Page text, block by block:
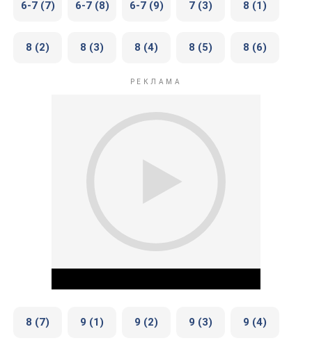
6-7 (7) 6-7 (8) 6-7 (9) 7 (3) 8 (1)
8 (2) 8 (3) 8 (4) 8 (5) 8 (6)
8 (7) 9 (1) 9 (2) 9 (3) 9 (4)